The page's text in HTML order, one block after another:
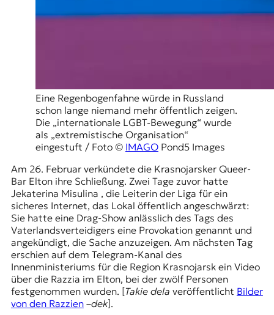
p
a
.
Eine Regenbogenfahne würde in Russland
schon lange niemand mehr öffentlich zeigen.
Die „internationale LGBT-Bewegung“ wurde
als „extremistische Organisation“
eingestuft / Foto © IMAGOPond5 Images
Am 26. Februar verkündete die KrasnojarskerQueer-
Bar Elton ihre Schließung. Zwei Tage zuvor hatte
Jekaterina Misulina , die Leiterin der Liga für ein
sicheres Internet, das Lokal öffentlich angeschwärzt:
Sie hatte eine Drag-Show anlässlich des Tags des
Vaterlandsverteidigers eine Provokation genannt und
angekündigt, die Sache anzuzeigen. Am nächsten Tag
erschien auf dem Telegram-Kanal des
Innenministeriums für die Region Krasnojarsk ein Video
über die Razzia im Elton, bei der zwölf Personen
festgenommen wurden. [Takie dela veröffentlicht Bilder
von den Razzien–dek].